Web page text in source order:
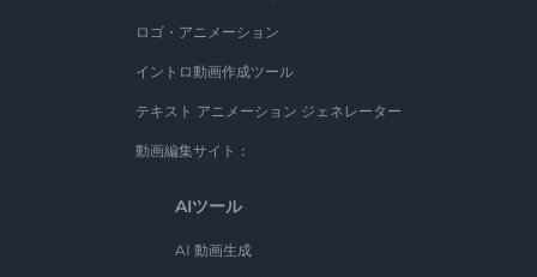
ロゴ・アニメーション
イントロ動画作成ツール
テキスト アニメーション ジェネレーター
動画編集サイト：
AIツール
AI 動画生成